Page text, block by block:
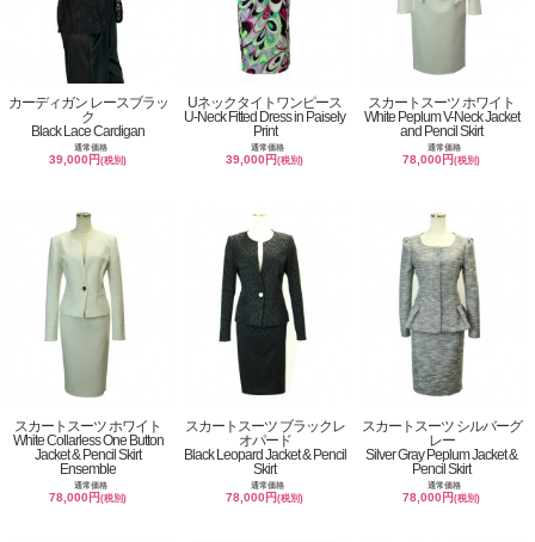
カーディガン レースブラッ
ク
Black Lace Cardigan
通常価格
39,000円(税別)
Uネックタイトワンピース
U-Neck Fitted Dress in Paisely
Print
通常価格
39,000円(税別)
スカートスーツ ホワイト
White Peplum V-Neck Jacket
and Pencil Skirt
通常価格
78,000円(税別)
スカートスーツ ホワイト
White Collarless One Button
Jacket & Pencil Skirt
Ensemble
通常価格
78,000円(税別)
スカートスーツ ブラックレ
オパード
Black Leopard Jacket & Pencil
Skirt
通常価格
78,000円(税別)
スカートスーツ シルバーグ
レー
Silver Gray Peplum Jacket &
Pencil Skirt
通常価格
78,000円(税別)